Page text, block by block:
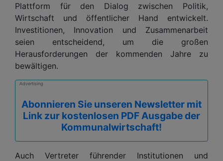
Plattform für den Dialog zwischen Politik,
Wirtschaft und öffentlicher Hand entwickelt.
Investitionen, Innovation und Zusammenarbeit
seien entscheidend, um die großen
Herausforderungen der kommenden Jahre zu
bewältigen.
Advertising
Abonnieren Sie unseren Newsletter mit
Link zur kostenlosen PDF Ausgabe der
Kommunalwirtschaft!
Auch Vertreter führender Institutionen und